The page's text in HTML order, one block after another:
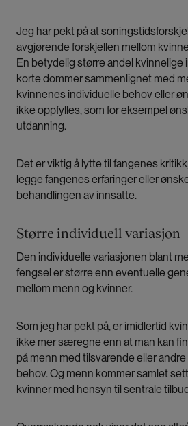
Jeg har pekt på at
avgjørende forskjellen mellom
En betydelig større andel
korte dommer sammenlignet med
kvinnenes individuelle behov eller
ikke oppfylles, som for eksempel
utdanning.
Det er viktig å lytte til fangenes
legge fangenes erfaringer eller
behandlingen av innsatte.
Større individuell variasjon
Den individuelle variasjonen blant
fengsel er større enn eventuelle
mellom menn og kvinner.
Som jeg har pekt på, er imidlertid
ikke mer særegne enn at man kan
på menn med tilsvarende eller
behov. Og menn kommer samlet
kvinner med hensyn til sentrale